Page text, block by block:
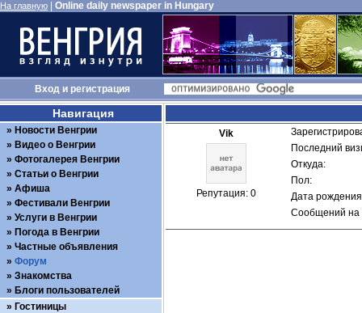
На главную Online daily newspaper in Hungary
Входи регистрация
Vik
Репутация: 0
Последний
Откуда:
Пол:
Дата
Сообщений на
Навигация
Новости Венгрии
Видео о Венгрии
Фотогалерея Венгрии
Статьи о Венгрии
Афиша
Фестивали Венгрии
Услуги в Венгрии
Погода в Венгрии
Частные объявления
Форум
Знакомства
Блоги пользователей
Гостиницы